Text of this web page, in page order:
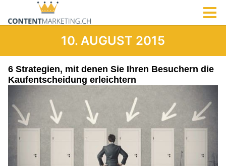
10. AUGUST 2015
6 Strategien, mit denen Sie Ihren Besuchern die
Kaufentscheidung erleichtern